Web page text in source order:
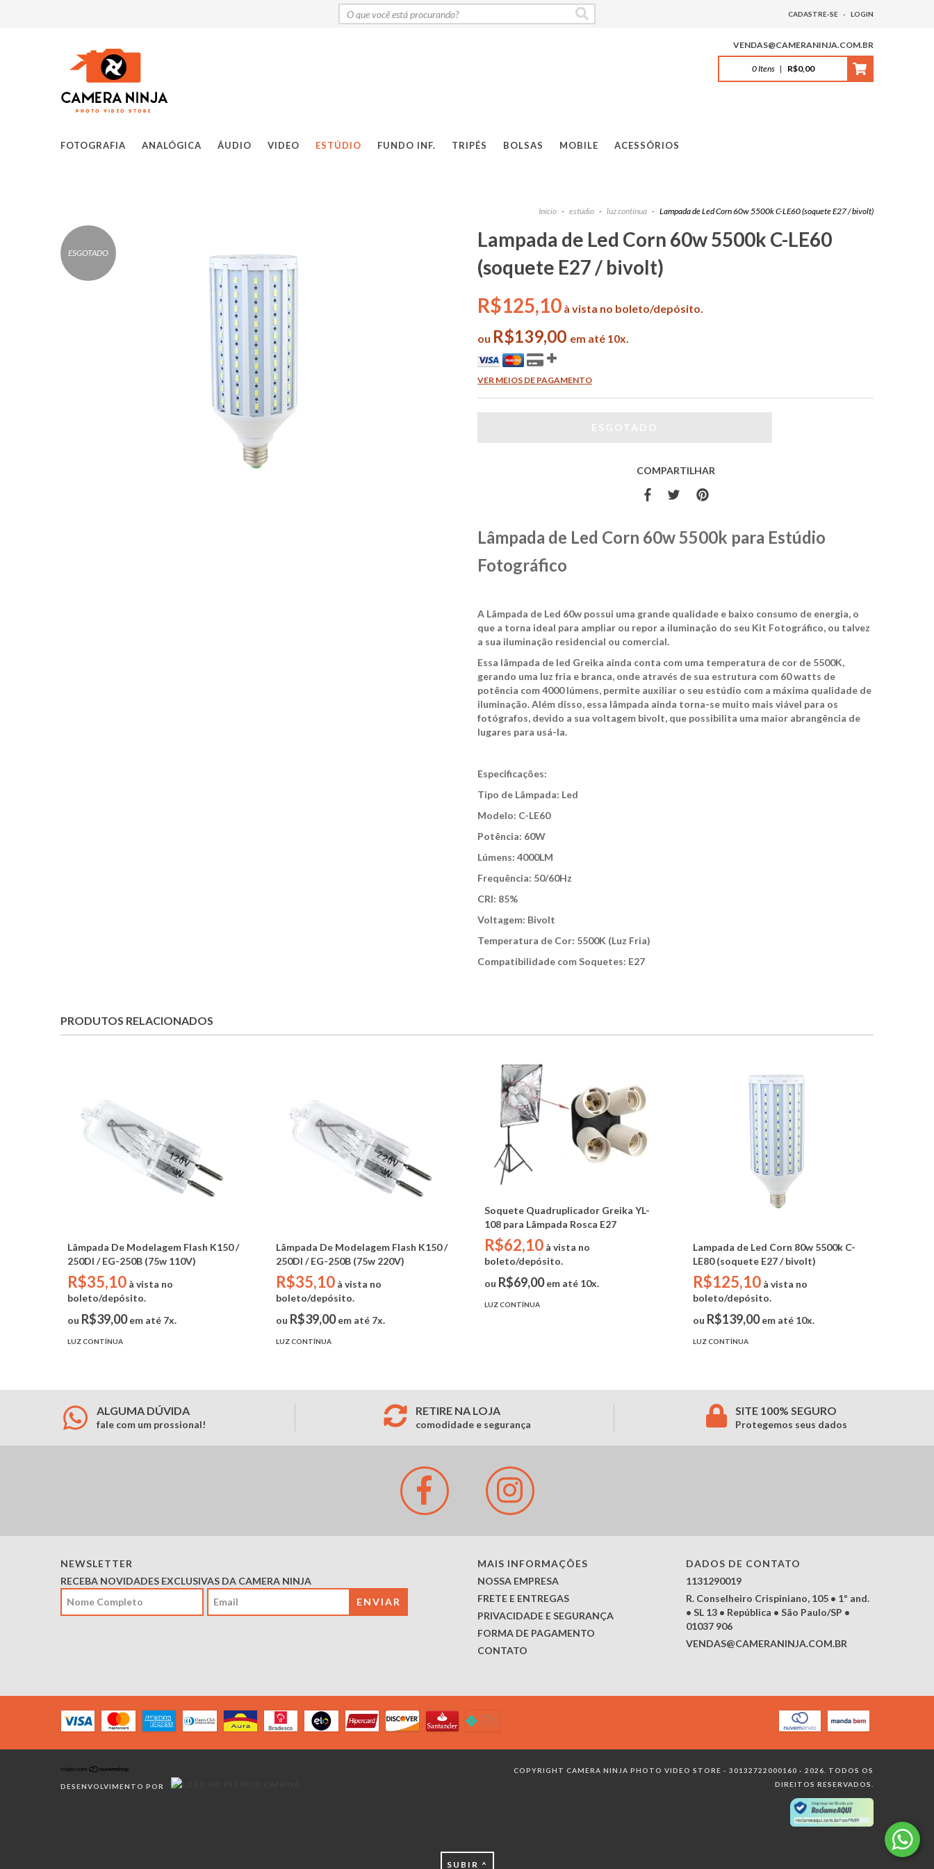
CADASTRE-SE - LOGIN
VENDAS@CAMERANINJA.COM.BR
0Itens | R$0,00
FOTOGRAFIA ANALÓGICA ÁUDIO VIDEO ESTÚDIO FUNDO INF. TRIPÉS BOLSAS MOBILE ACESSÓRIOS
Início - estúdio - luz contínua - Lampada de Led Corn 60w 5500k C-LE60 (soquete E27 / bivolt)
ESGOTADO
Lampada de Led Corn 60w 5500k C-LE60
(soquete E27 / bivolt)
R$125,10 à vista no boleto/depósito.
ou R$139,00 em até 10x.
VER MEIOS DE PAGAMENTO
COMPARTILHAR
Lâmpada de Led Corn 60w 5500k para Estúdio
Fotográfico
A Lâmpada de Led 60w possui uma grande qualidade e baixo consumo de energia, o
que a torna ideal para ampliar ou repor a iluminação do seu Kit Fotográfico, ou talvez
a sua iluminação residencial ou comercial.
Essa lâmpada de led Greika ainda conta com uma temperatura de cor de 5500K,
gerando uma luz fria e branca, onde através de sua estrutura com 60 watts de
potência com 4000 lúmens, permite auxiliar o seu estúdio com a máxima qualidade de
iluminação. Além disso, essa lâmpada ainda torna-se muito mais viável para os
fotógrafos, devido a sua voltagem bivolt, que possibilita uma maior abrangência de
lugares para usá-la.
Especificações:
Tipo de Lâmpada: Led
Modelo: C-LE60
Potência: 60W
Lúmens: 4000LM
Frequência: 50/60Hz
CRI: 85%
Voltagem: Bivolt
Temperatura de Cor: 5500K (Luz Fria)
Compatibilidade com Soquetes: E27
PRODUTOS RELACIONADOS
Lâmpada De Modelagem Flash K150 /
250DI / EG-250B (75w 110V)
R$35,10 à vista no
boleto/depósito.
ou R$39,00em até 7x.
LUZ CONTÍNUA
Lâmpada De Modelagem Flash K150 /
250DI / EG-250B (75w 220V)
R$35,10 à vista no
boleto/depósito.
ou R$39,00em até 7x.
LUZ CONTÍNUA
Soquete Quadruplicador Greika YL-
108 para Lâmpada Rosca E27
R$62,10 à vista no
boleto/depósito.
ou R$69,00em até 10x.
LUZ CONTÍNUA
Lampada de Led Corn 80w 5500k C-
LE80 (soquete E27 / bivolt)
R$125,10 à vista no
boleto/depósito.
ou R$139,00em até 10x.
LUZ CONTÍNUA
ALGUMA DÚVIDA
fale com um prossional!
RETIRE NA LOJA
comodidade e segurança
SITE 100% SEGURO
Protegemos seus dados
NEWSLETTER
RECEBA NOVIDADES EXCLUSIVAS DA CAMERA NINJA
MAIS INFORMAÇÕES
NOSSA EMPRESA
FRETE E ENTREGAS
PRIVACIDADE E SEGURANÇA
FORMA DE PAGAMENTO
CONTATO
DADOS DE CONTATO
1131290019
R. Conselheiro Crispiniano, 105 • 1º and.
• SL 13 • República • São Paulo/SP •
01037 906
VENDAS@CAMERANINJA.COM.BR
DESENVOLVIMENTO POR
COPYRIGHT CAMERA NINJA PHOTO VIDEO STORE - 30132722000160 - 2026. TODOS OS
DIREITOS RESERVADOS.
SUBIR ^